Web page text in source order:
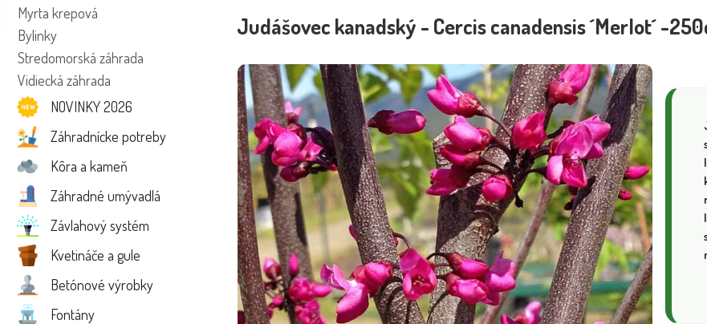
Myrta krepová
Bylinky
Stredomorská záhrada
Vidiecká záhrada
NOVINKY 2026
Záhradnícke potreby
Kôra a kameň
Záhradné umývadlá
Závlahový systém
Kvetináče a gule
Betónové výrobky
Fontány
Judášovec kanadský - Cercis canadensis ´Merlot´ -